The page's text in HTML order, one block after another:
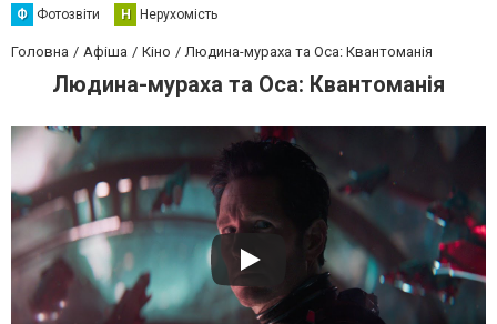
Ф Фотозвіти Н Нерухомість
Головна Афіша Кіно Людина-мураха та Оса: Квантоманія
Людина-мураха та Оса: Квантоманія